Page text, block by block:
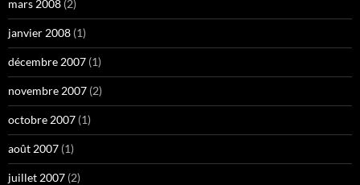
mars 2008 (2)
janvier 2008 (1)
décembre 2007 (1)
novembre 2007 (2)
octobre 2007 (1)
août 2007 (1)
juillet 2007 (2)